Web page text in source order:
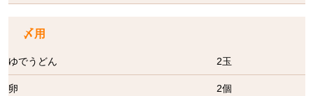
〆用
ゆでうどん 2玉
卵 2個